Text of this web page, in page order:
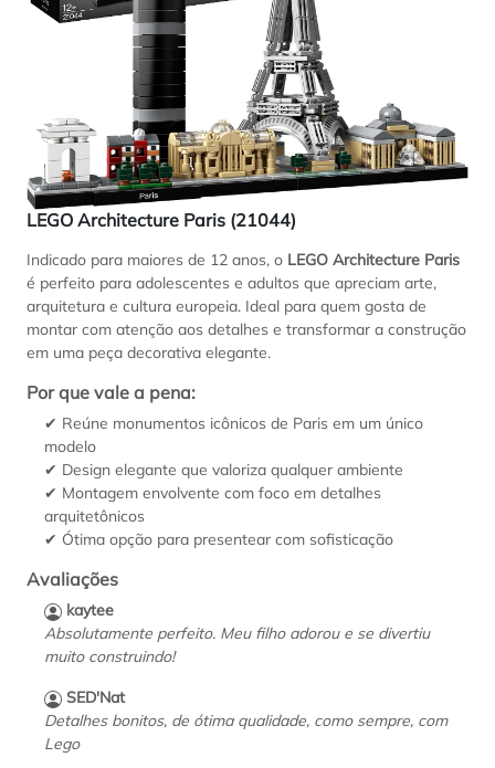
LEGO Architecture Paris (21044)
Indicado para maiores de 12 anos, o LEGO Architecture Paris
é perfeito para adolescentes e adultos que apreciam arte,
arquitetura e cultura europeia. Ideal para quem gosta de
montar com atenção aos detalhes e transformar a construção
em uma peça decorativa elegante.
Por que vale a pena:
✔ Reúne monumentos icônicos de Paris em um único
modelo
✔ Design elegante que valoriza qualquer ambiente
✔ Montagem envolvente com foco em detalhes
arquitetônicos
✔ Ótima opção para presentear com sofisticação
Avaliações
kaytee
Absolutamente perfeito. Meu filho adorou e se divertiu
muito construindo!
SED'Nat
Detalhes bonitos, de ótima qualidade, como sempre, com
Lego